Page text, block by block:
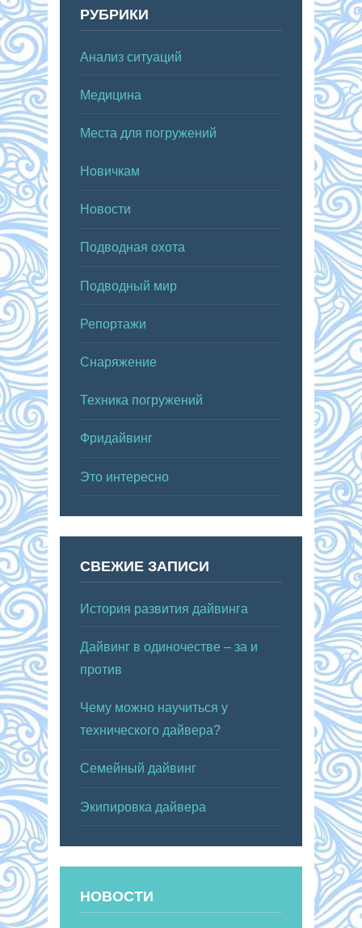
РУБРИКИ
Анализ ситуаций
Медицина
Места для погружений
Новичкам
Новости
Подводная охота
Подводный мир
Репортажи
Снаряжение
Техника погружений
Фридайвинг
Это интересно
СВЕЖИЕ ЗАПИСИ
История развития дайвинга
Дайвинг в одиночестве – за и
против
Чему можно научиться у
технического дайвера?
Семейный дайвинг
Экипировка дайвера
НОВОСТИ